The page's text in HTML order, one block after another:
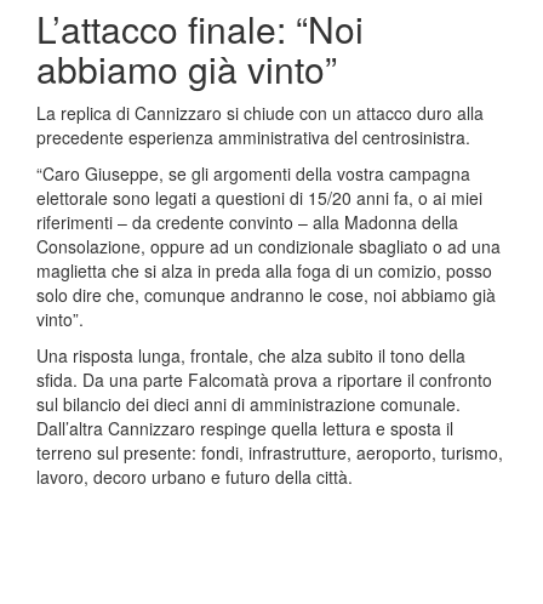
L’attacco finale: “Noi
abbiamo già vinto”
La replica di Cannizzaro si chiude con un attacco duro alla
precedente esperienza amministrativa del centrosinistra.
“Caro Giuseppe, se gli argomenti della vostra campagna
elettorale sono legati a questioni di 15/20 anni fa, o ai miei
riferimenti – da credente convinto – alla Madonna della
Consolazione, oppure ad un condizionale sbagliato o ad una
maglietta che si alza in preda alla foga di un comizio, posso
solo dire che, comunque andranno le cose, noi abbiamo già
vinto”.
Una risposta lunga, frontale, che alza subito il tono della
sfida. Da una parte Falcomatà prova a riportare il confronto
sul bilancio dei dieci anni di amministrazione comunale.
Dall’altra Cannizzaro respinge quella lettura e sposta il
terreno sul presente: fondi, infrastrutture, aeroporto, turismo,
lavoro, decoro urbano e futuro della città.